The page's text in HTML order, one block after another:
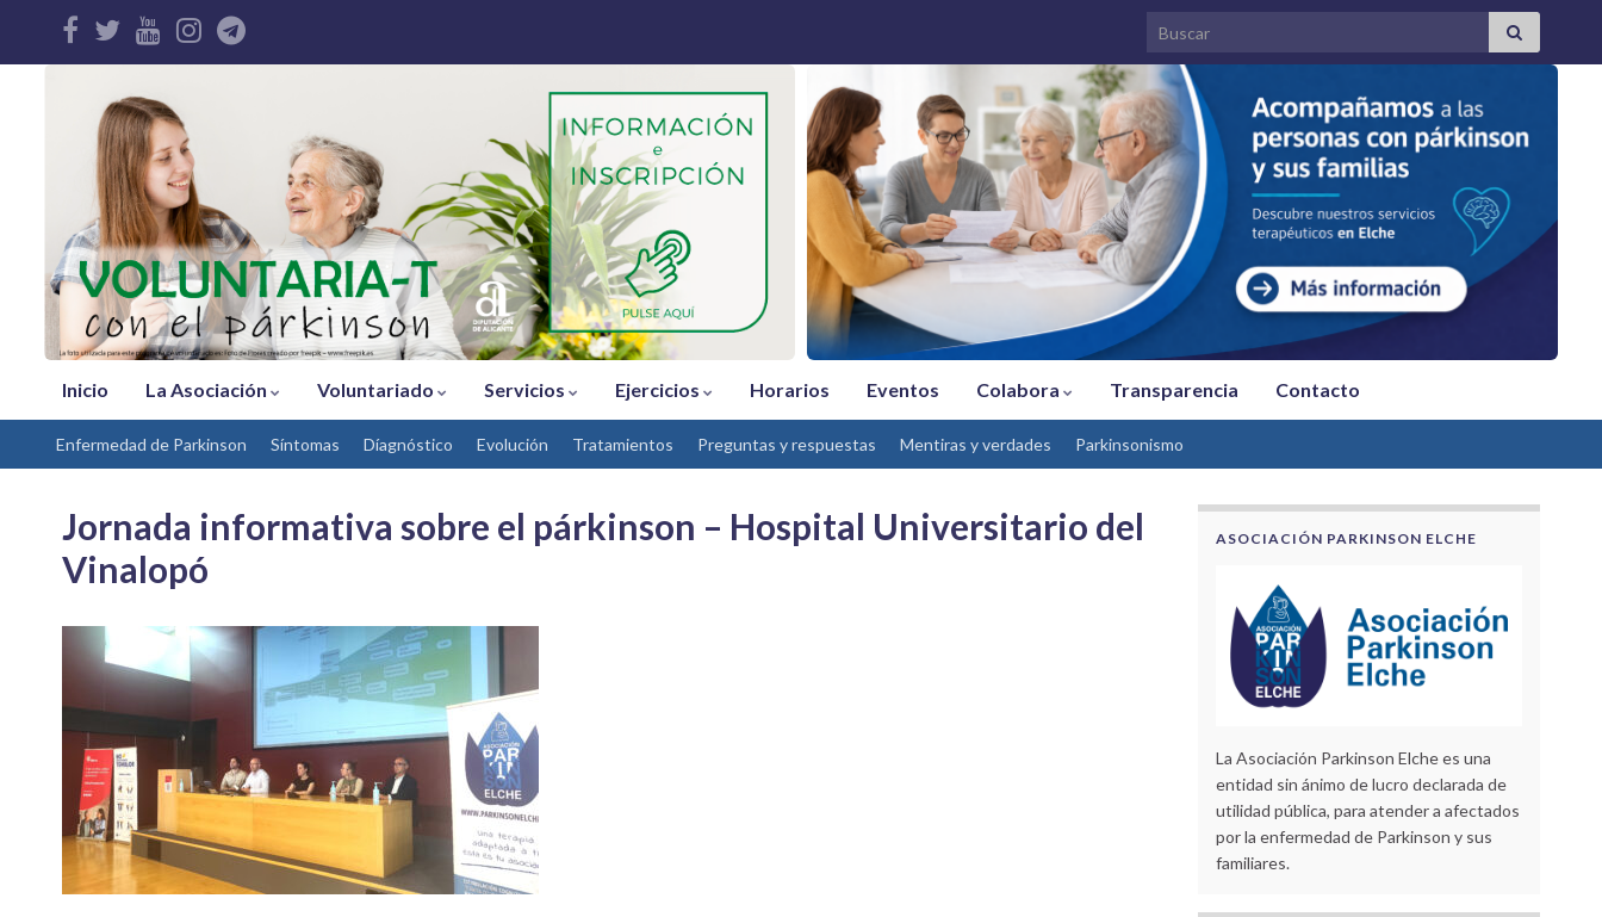
Search for:
Inicio La Asociación Voluntariado Servicios Ejercicios Horarios Eventos Colabora Transparencia Contacto
Enfermedad de Parkinson Síntomas Díagnóstico Evolución Tratamientos Preguntas y respuestas Mentiras y verdades Parkinsonismo
Jornada informativa sobre el párkinson – Hospital Universitario del
Vinalopó
ASOCIACIÓN PARKINSON ELCHE
La Asociación Parkinson Elche es una
entidad sin ánimo de lucro declarada de
utilidad pública, para atender a afectados
por la enfermedad de Parkinson y sus
familiares.